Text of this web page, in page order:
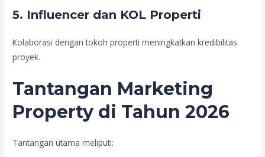
5. Influencer dan KOL Properti
Kolaborasi dengan tokoh properti meningkatkan kredibilitas
proyek.
Tantangan Marketing
Property di Tahun 2026
Tantangan utama meliputi: